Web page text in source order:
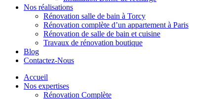
Nos réalisations
Rénovation salle de bain à Torcy
Rénovation complète d’un appartement à Paris
Rénovation de salle de bain et cuisine
Travaux de rénovation boutique
Blog
Contactez-Nous
Accueil
Nos expertises
Rénovation Complète